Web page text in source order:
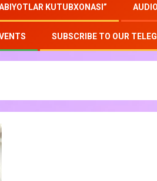
KUTUBXONASI”
SUBSCRIBE TO OUR